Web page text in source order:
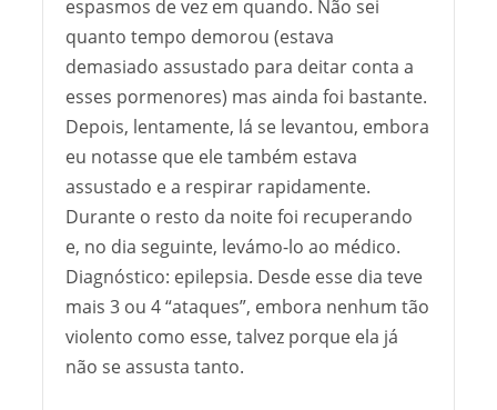
espasmos de vez em quando. Não sei
quanto tempo demorou (estava
demasiado assustado para deitar conta a
esses pormenores) mas ainda foi bastante.
Depois, lentamente, lá se levantou, embora
eu notasse que ele também estava
assustado e a respirar rapidamente.
Durante o resto da noite foi recuperando
e, no dia seguinte, levámo-lo ao médico.
Diagnóstico: epilepsia. Desde esse dia teve
mais 3 ou 4 “ataques”, embora nenhum tão
violento como esse, talvez porque ela já
não se assusta tanto.